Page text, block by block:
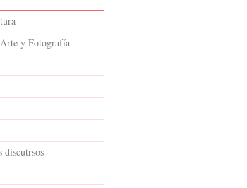
y Fotografía
discutrsos